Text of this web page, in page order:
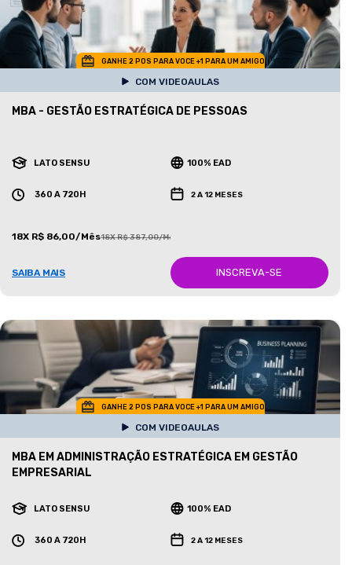
GANHE 2 POS PARA VOCE +1 PARA UM AMIGO
COM VIDEOAULAS
MBA - GESTÃO ESTRATÉGICA DE PESSOAS
LATO SENSU 100% EAD
360 A 720H 2 A 12 MESES
18X R$ 86,00/Mês18X R$ 387,00/Mês
SAIBA MAIS INSCREVA-SE
GANHE 2 POS PARA VOCE +1 PARA UM AMIGO
COM VIDEOAULAS
MBA EM ADMINISTRAÇÃO ESTRATÉGICA EM GESTÃO
EMPRESARIAL
LATO SENSU 100% EAD
360 A 720H 2 A 12 MESES